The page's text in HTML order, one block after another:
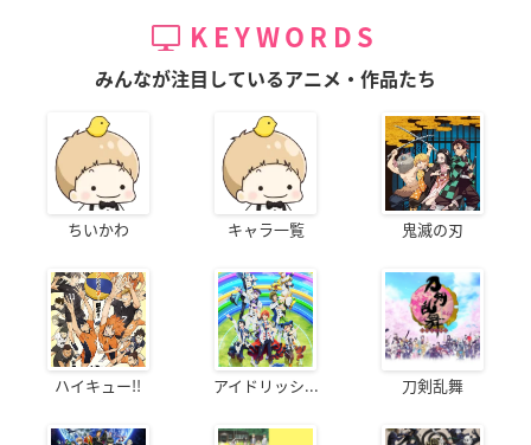
KEYWORDS
みんなが注目しているアニメ・作品たち
ちいかわ キャラ一覧 鬼滅の刃
ハイキュー!! アイドリッシ... 刀剣乱舞